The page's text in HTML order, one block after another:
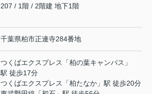
207 / 1階 / 2階建 地下1階
千葉県柏市正連寺284番地
つくばエクスプレス 「柏の葉キャンパス 」
駅 徒歩17分
つくばエクスプレス
「柏たなか 」駅 徒歩20分